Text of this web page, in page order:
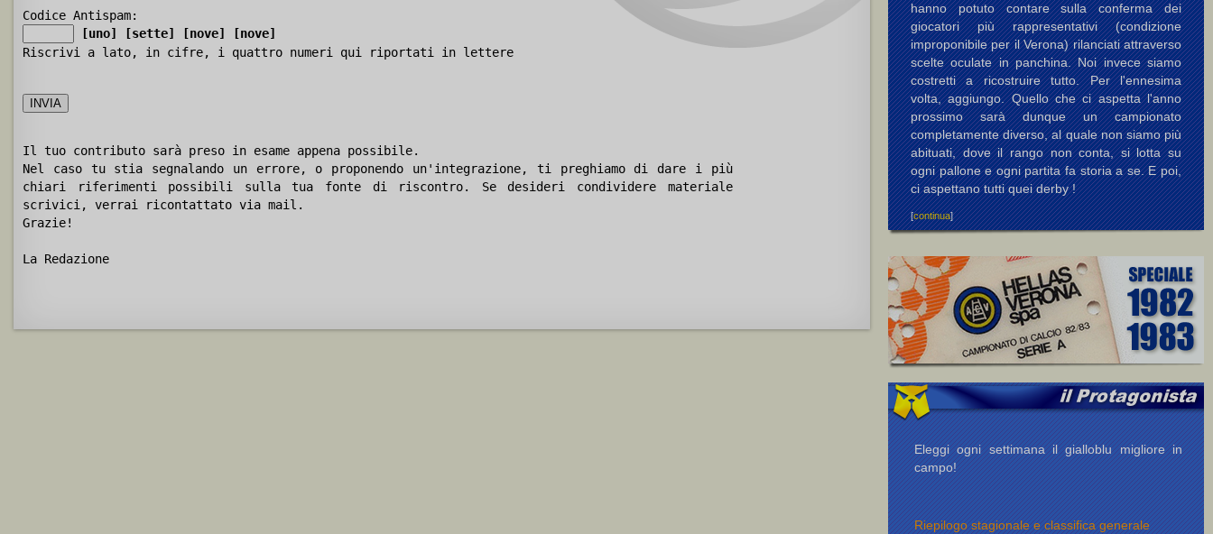
Codice Antispam:
[uno]
[sette] [nove]
[nove]
Riscrivi a lato, in cifre, i quattro numeri qui riportati in lettere
Il tuo contributo sarà preso in esame appena possibile.
Nel caso tu stia segnalando un errore, o proponendo un'integrazione, ti preghiamo di dare i più
chiari riferimenti possibili sulla tua fonte di riscontro. Se desideri condividere materiale
scrivici, verrai ricontattato via mail.
Grazie!
La Redazione
hanno potuto contare sulla conferma dei
giocatori più rappresentativi (condizione
improponibile per il Verona) rilanciati attraverso
scelte oculate in panchina. Noi invece siamo
costretti a ricostruire tutto. Per l'ennesima
volta, aggiungo. Quello che ci aspetta l'anno
prossimo sarà dunque un campionato
completamente diverso, al quale non siamo più
abituati, dove il rango non conta, si lotta su
ogni pallone e ogni partita fa storia a se. E poi,
ci aspettano tutti quei derby !
[continua]
Eleggi ogni settimana il gialloblu migliore in
campo!
Riepilogo stagionale e classifica generale